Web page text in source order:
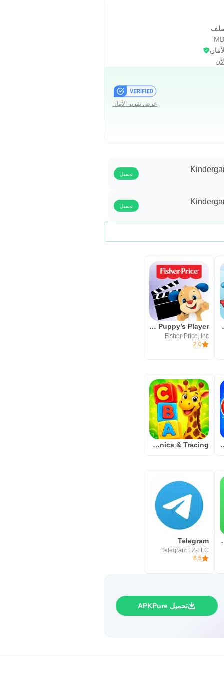
عرض تقرير الأمان
تحميل
تحميل
Laugh & Learn™ Puppy’s Player
Fisher-Price, Inc.
2.0
Shapes &
ABC Games: Phonics & Tracing
Telegram
Telegram FZ-LLC
8.5
تحميل APKPure